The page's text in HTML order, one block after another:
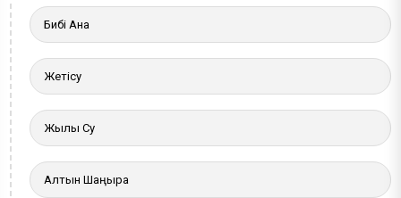
Бибі Ана
Жетісу
Жылы Су
Алтын Шаңырақ